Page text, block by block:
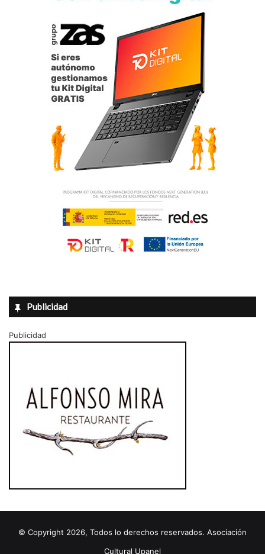
Publicidad
Publicidad
© Copyright 2026, Todos lo derechos reservados. Asociación
Cultural Upanel